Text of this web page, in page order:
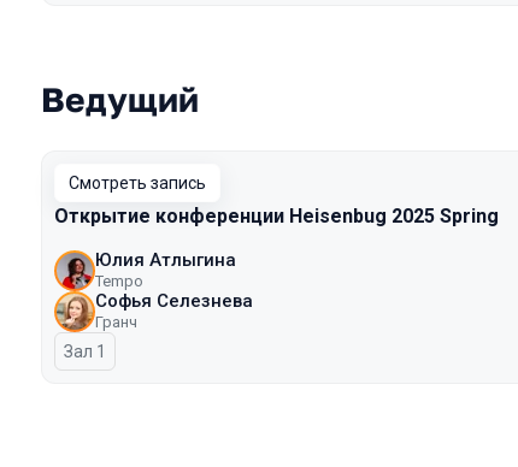
Ведущий
Смотреть запись
Открытие конференции Heisenbug 2025 Spring
Юлия Атлыгина
Tempo
Софья Селезнева
Гранч
Зал 1